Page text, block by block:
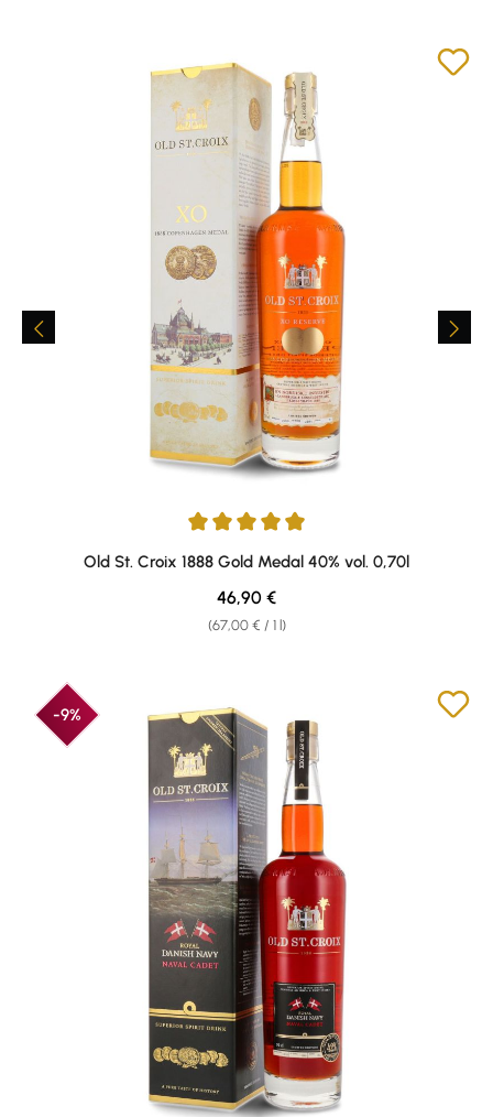
Average rating of 4.88 out of 5 stars
Old St. Croix 1888 Gold Medal 40% vol. 0,70l
(67,00 € / 1 l)
Regular price:
46,90 €
-9%